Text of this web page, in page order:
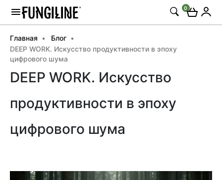
0
Главная
Блог
DEEP WORK. Искусство продуктивности в эпоху
цифрового шума
DEEP WORK. Искусство
продуктивности в эпоху
цифрового шума